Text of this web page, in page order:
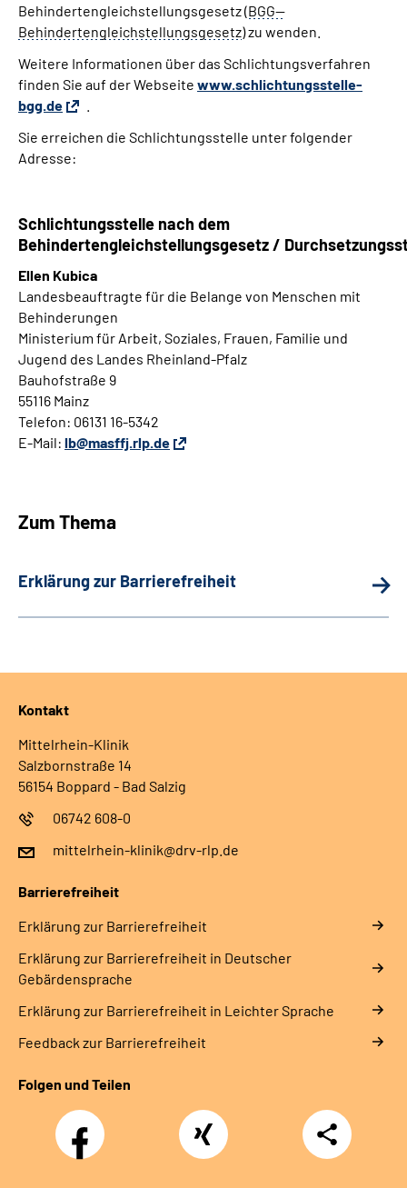
Behindertengleichstellungsgesetz (BGG--
Behindertengleichstellungsgesetz) zu wenden.
Weitere Informationen über das Schlichtungsverfahren
finden Sie auf der Webseite www.schlichtungsstelle-
bgg.de
Sie erreichen die Schlichtungsstelle unter folgender
Adresse:
Schlichtungsstelle nach dem
Behindertengleichstellungsgesetz/
Ellen Kubica
Landesbeauftragte für die Belange von Menschen mit
Behinderungen
Ministerium für Arbeit, Soziales, Frauen, Familie und
Jugend des Landes Rheinland-Pfalz
Bauhofstraße 9
55116 Mainz
Telefon: 06131 16-5342
E-Mail: lb@masffj.rlp.de
Zum Thema
Erklärung zur Barrierefreiheit
Kontakt
Mittelrhein-Klinik
Salzbornstraße 14
56154 Boppard - Bad Salzig
06742 608-0
mittelrhein-klinik@drv-rlp.de
Barrierefreiheit
Erklärung zur Barrierefreiheit
Erklärung zur Barrierefreiheit in Deutscher
Gebärdensprache
Erklärung zur Barrierefreiheit in Leichter Sprache
Feedback zur Barrierefreiheit
Folgen und Teilen
Facebook Xing
Teilen